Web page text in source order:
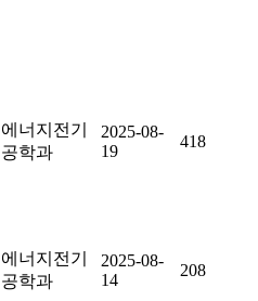
에너지전기
공학과
2025-08-
19
418
에너지전기
공학과
2025-08-
14
208